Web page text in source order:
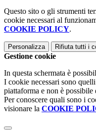
Questo sito o gli strumenti
cookie necessari al
COOKIE POLICY.
Personalizza Rifiuta tutti i
Gestione cookie
In questa schermata è
I cookie necessari sono
piattaforma e non è
Per conoscere quali sono i
visionare la COOKIE